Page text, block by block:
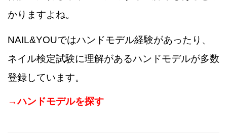
かりますよね。
NAIL&YOUではハンドモデル経験があったり、
ネイル検定試験に理解があるハンドモデルが多数
登録しています。
→ハンドモデルを探す